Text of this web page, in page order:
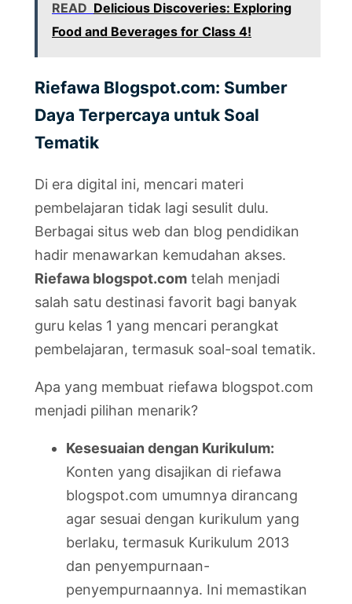
READ Delicious Discoveries: Exploring
Food and Beverages for Class 4!
Riefawa Blogspot.com: Sumber
Daya Terpercaya untuk Soal
Tematik
Di era digital ini, mencari materi
pembelajaran tidak lagi sesulit dulu.
Berbagai situs web dan blog pendidikan
hadir menawarkan kemudahan akses.
Riefawa blogspot.com telah menjadi
salah satu destinasi favorit bagi banyak
guru kelas 1 yang mencari perangkat
pembelajaran, termasuk soal-soal tematik.
Apa yang membuat riefawa blogspot.com
menjadi pilihan menarik?
Kesesuaian dengan Kurikulum:
Konten yang disajikan di riefawa
blogspot.com umumnya dirancang
agar sesuai dengan kurikulum yang
berlaku, termasuk Kurikulum 2013
dan penyempurnaan-
penyempurnaannya. Ini memastikan